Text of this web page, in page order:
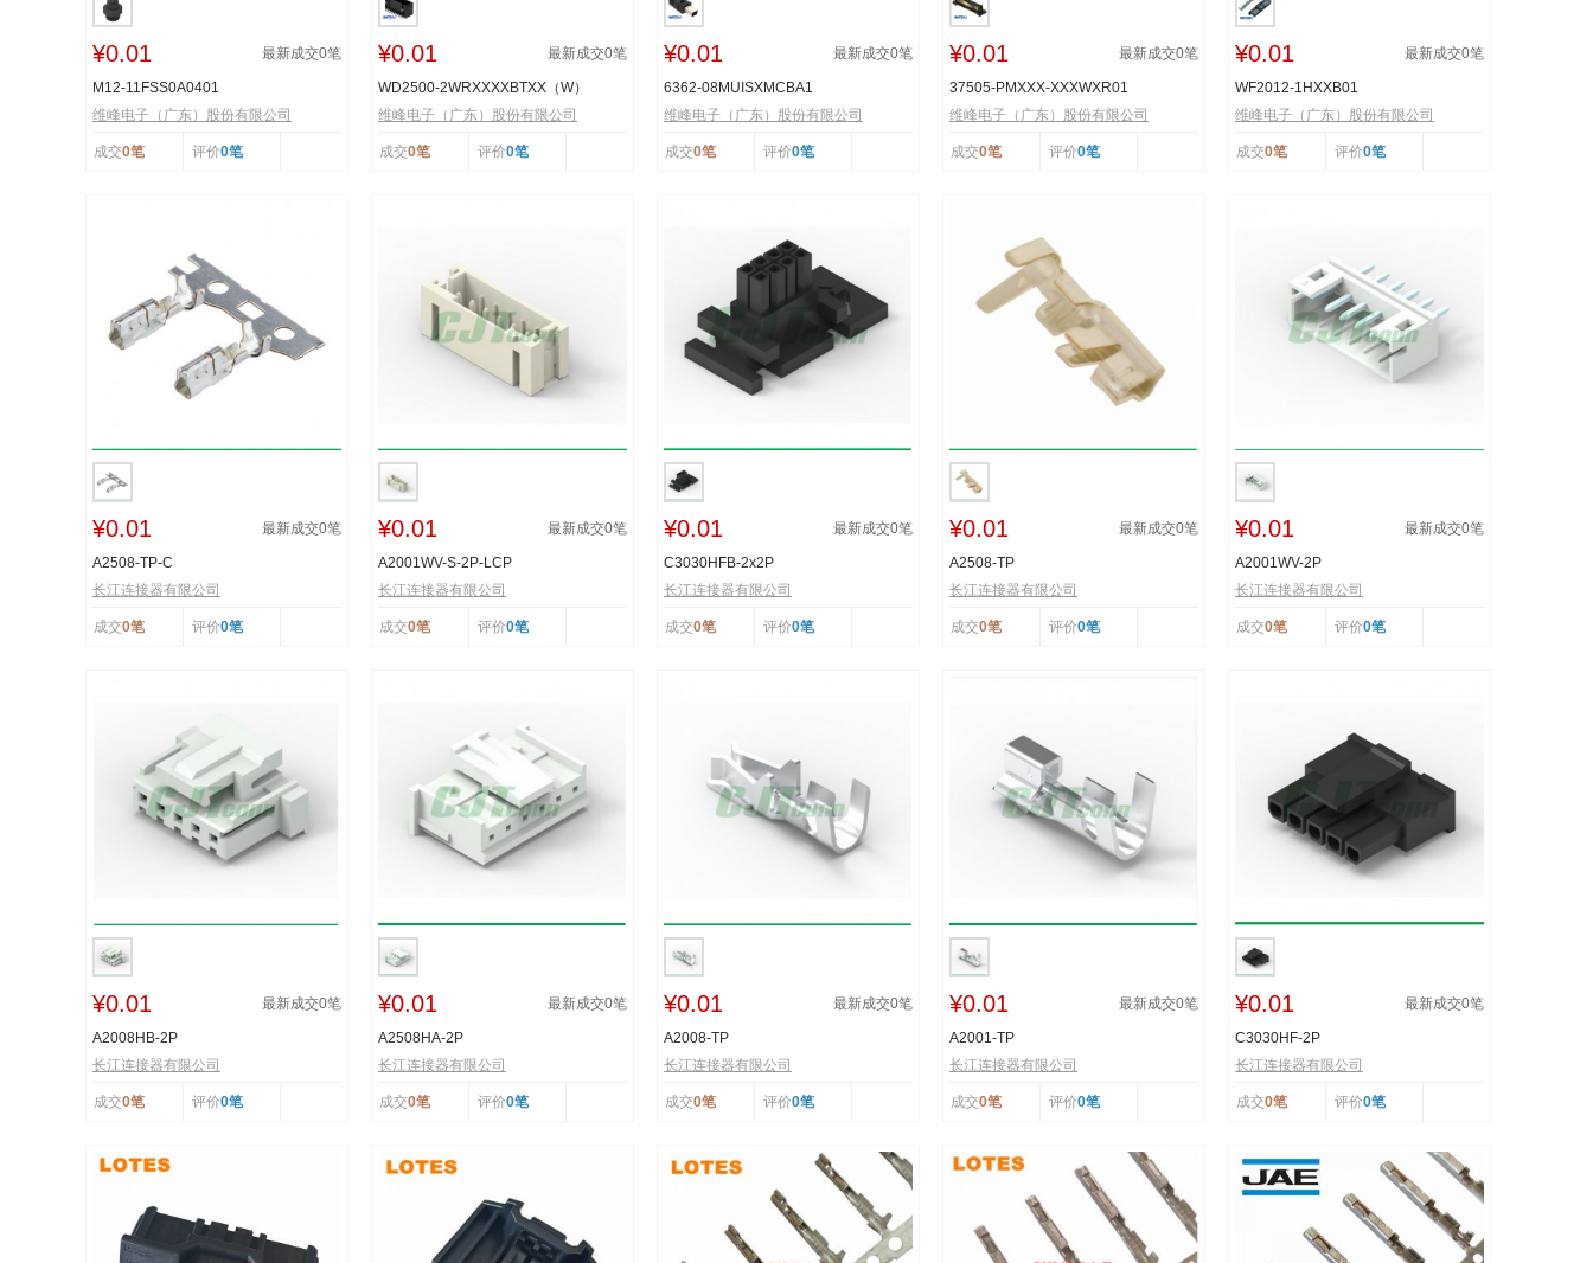
¥0.01 最新成交0笔
M12-11FSS0A0401
维峰电子（广东）股份有限公司
成交0笔 评价0笔
¥0.01 最新成交0笔
WD2500-2WRXXXXBTXX（W）
维峰电子（广东）股份有限公司
成交0笔 评价0笔
¥0.01 最新成交0笔
6362-08MUISXMCBA1
维峰电子（广东）股份有限公司
成交0笔 评价0笔
¥0.01 最新成交0笔
37505-PMXXX-XXXWXR01
维峰电子（广东）股份有限公司
成交0笔 评价0笔
¥0.01 最新成交0笔
WF2012-1HXXB01
维峰电子（广东）股份有限公司
成交0笔 评价0笔
¥0.01 最新成交0笔
A2508-TP-C
长江连接器有限公司
成交0笔 评价0笔
¥0.01 最新成交0笔
A2001WV-S-2P-LCP
长江连接器有限公司
成交0笔 评价0笔
¥0.01 最新成交0笔
C3030HFB-2x2P
长江连接器有限公司
成交0笔 评价0笔
¥0.01 最新成交0笔
A2508-TP
长江连接器有限公司
成交0笔 评价0笔
¥0.01 最新成交0笔
A2001WV-2P
长江连接器有限公司
成交0笔 评价0笔
¥0.01 最新成交0笔
A2008HB-2P
长江连接器有限公司
成交0笔 评价0笔
¥0.01 最新成交0笔
A2508HA-2P
长江连接器有限公司
成交0笔 评价0笔
¥0.01 最新成交0笔
A2008-TP
长江连接器有限公司
成交0笔 评价0笔
¥0.01 最新成交0笔
A2001-TP
长江连接器有限公司
成交0笔 评价0笔
¥0.01 最新成交0笔
C3030HF-2P
长江连接器有限公司
成交0笔 评价0笔